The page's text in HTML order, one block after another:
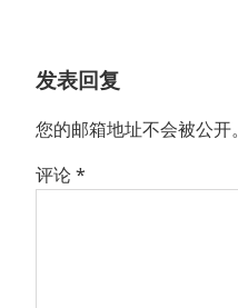
发表回复
您的邮箱地址不会被公开。
评论*